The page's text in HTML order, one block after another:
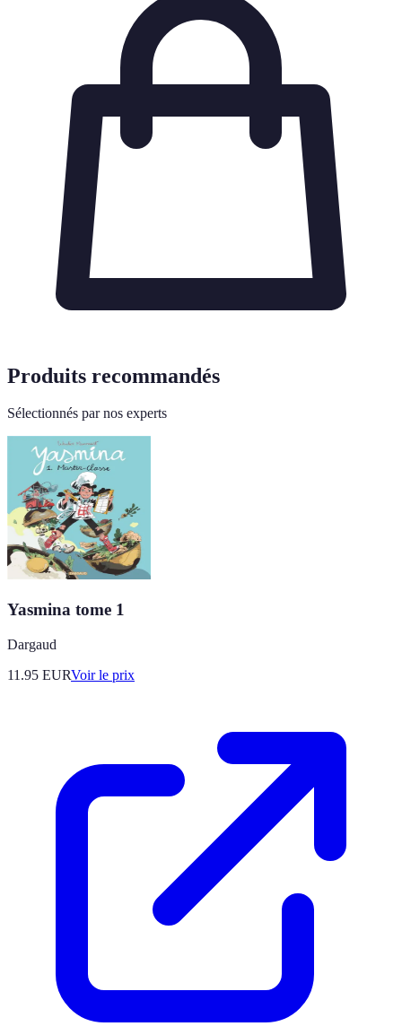
Produits recommandés
Sélectionnés par nos experts
Yasmina tome 1
Dargaud
11.95 EURVoir le prix